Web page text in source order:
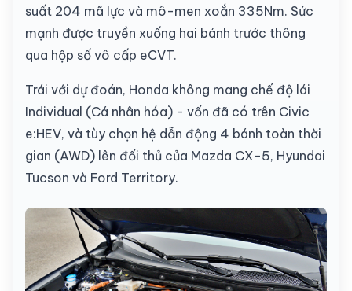
suất 204 mã lực và mô-men xoắn 335Nm. Sức
mạnh được truyền xuống hai bánh trước thông
qua hộp số vô cấp eCVT.
Trái với dự đoán, Honda không mang chế độ lái
Individual (Cá nhân hóa) - vốn đã có trên Civic
e:HEV, và tùy chọn hệ dẫn động 4 bánh toàn thời
gian (AWD) lên đối thủ của Mazda CX-5, Hyundai
Tucson và Ford Territory.